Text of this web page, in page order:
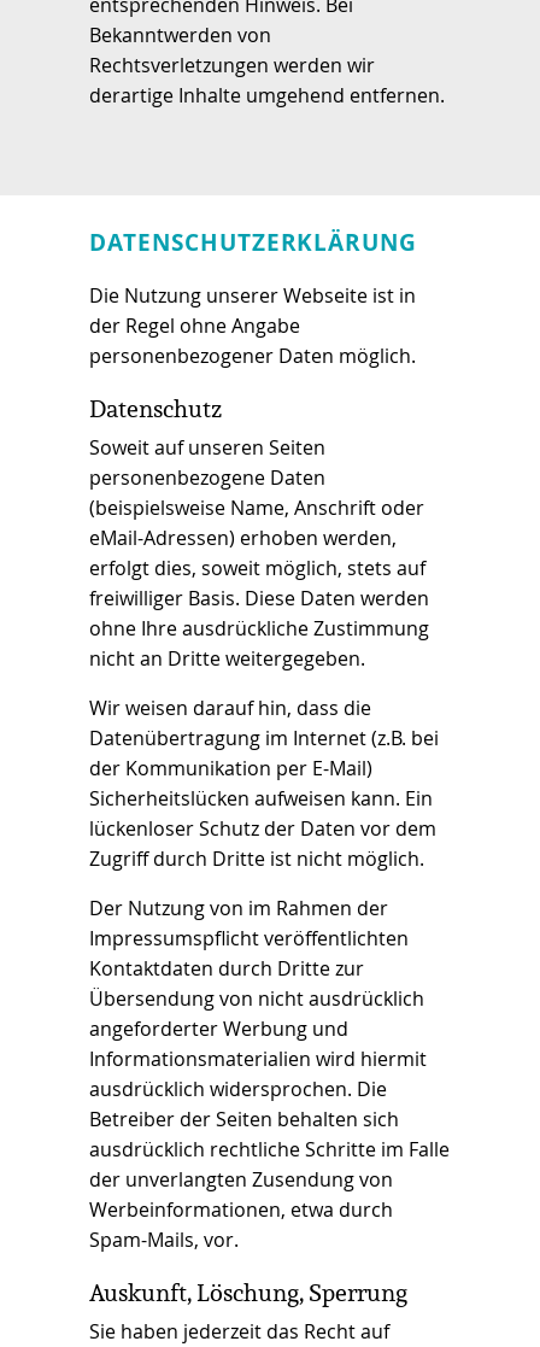
Bekanntwerden von
Rechtsverletzungen werden wir
derartige Inhalte umgehend entfernen.
DATENSCHUTZERKLÄRUNG
Die Nutzung unserer Webseite ist in
der Regel ohne Angabe
personenbezogener Daten möglich.
Datenschutz
Soweit auf unseren Seiten
personenbezogene Daten
(beispielsweise Name, Anschrift oder
eMail-Adressen) erhoben werden,
erfolgt dies, soweit möglich, stets auf
freiwilliger Basis. Diese Daten werden
ohne Ihre ausdrückliche Zustimmung
nicht an Dritte weitergegeben.
Wir weisen darauf hin, dass die
Datenübertragung im Internet (z.B. bei
der Kommunikation per E-Mail)
Sicherheitslücken aufweisen kann. Ein
lückenloser Schutz der Daten vor dem
Zugriff durch Dritte ist nicht möglich.
Der Nutzung von im Rahmen der
Impressumspflicht veröffentlichten
Kontaktdaten durch Dritte zur
Übersendung von nicht ausdrücklich
angeforderter Werbung und
Informationsmaterialien wird hiermit
ausdrücklich widersprochen. Die
Betreiber der Seiten behalten sich
ausdrücklich rechtliche Schritte im Falle
der unverlangten Zusendung von
Werbeinformationen, etwa durch
Spam-Mails, vor.
Auskunft, Löschung, Sperrung
Sie haben jederzeit das Recht auf